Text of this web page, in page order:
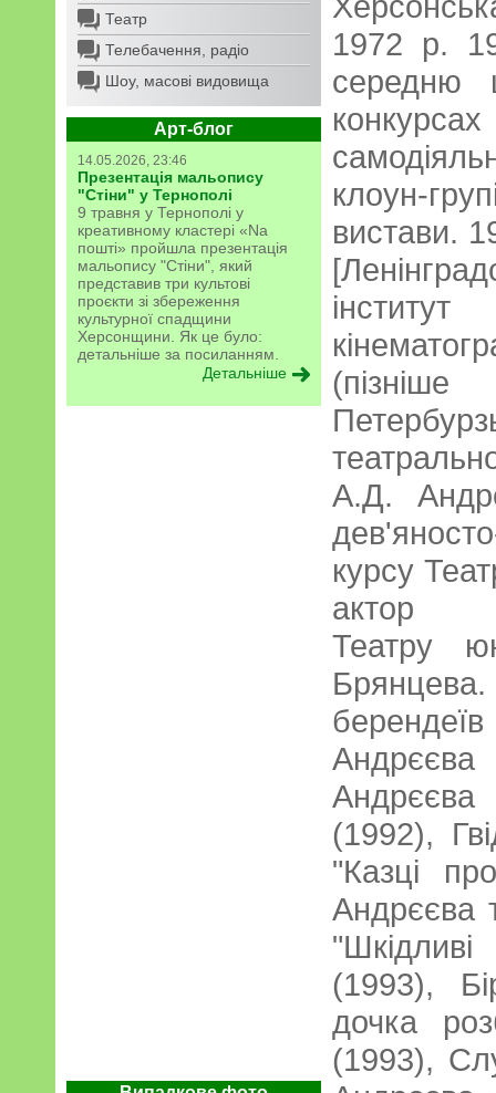
Театр
Телебачення, радіо
Шоу, масові видовища
Арт-блог
14.05.2026, 23:46
Презентація мальопису
"Стіни" у Тернополі
9 травня у Тернополі у
креативному кластері «Na
пошті» пройшла презентація
мальопису "Стіни", який
представив три культові
проєкти зі збереження
культурної спадщини
Херсонщини. Як це було:
детальніше за посиланням.
Детальніше
1972 р.
середню
клоун-
вистави.
А.Д.
курсу
актор
Театру
(1992),
"Казці
Андрєєва
(1993),
дочка
(1993),